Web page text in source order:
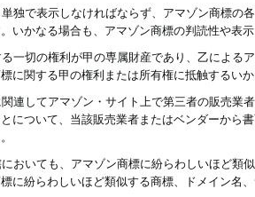
独で表示しなければならず、アマゾン商標
いかなる場合も、アマゾン商標の判読性や表
一切の権利が甲の専属財産であり、乙による
に関する甲の権利または所有権に抵触するい
連してアマゾン・サイト上で第三者の販売
について、当該販売業者またはベンダーから
おいても、アマゾン商標に紛らわしいほど類
に紛らわしいほど類似する商標、ドメイン名